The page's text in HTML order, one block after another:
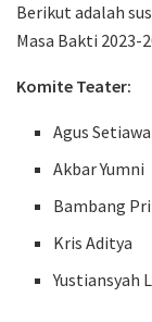
Berikut adalah
Masa Bakti 2023-
Komite Teater:
Agus
Akbar Yumni
Bambang
Kris Aditya
Yustiansyah